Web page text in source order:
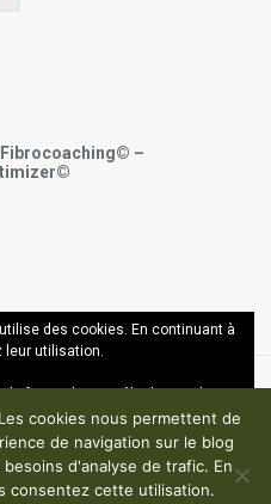
des cookies. En continuant à
leur utilisation.
–
- Sa'Naturopathe 2017-2024
de confidentialité – CGU
cookies nous permettent de
de navigation sur le blog
d'analyse de trafic. En
consentez cette utilisation.